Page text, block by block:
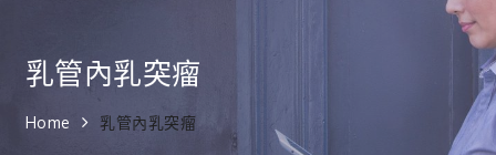
乳管內乳突瘤
Home 乳管內乳突瘤